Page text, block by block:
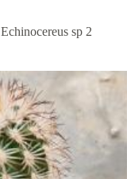
Echinocereus sp 2